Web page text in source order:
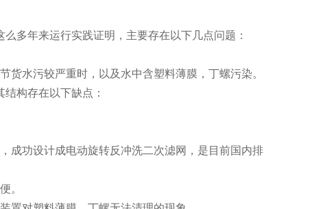
年来运行实践证明，主要存在以下几点问题：
水污较严重时，以及水中含塑料薄膜，丁螺污染。
构存在以下缺点：
成功设计成电动旋转反冲洗二次滤网，是目前国内排
。